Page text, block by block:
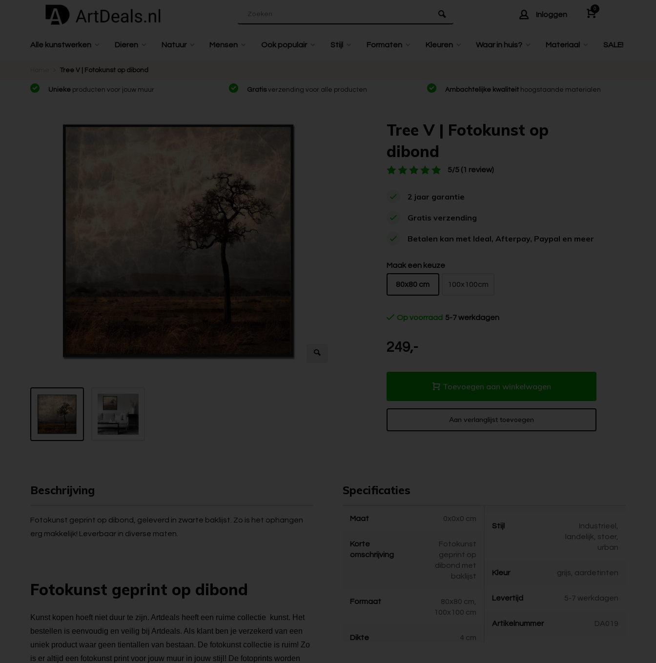
Inloggen
0
Alle kunstwerken Dieren Natuur Mensen Ook populair Stijl Formaten Kleuren Waar in huis? Materiaal SALE!
Tree V | Fotokunst op dibond
Unieke producten voor jouw muur Gratisverzending voor alle producten Ambachtelijke kwaliteit hoogstaande materialen
Tree V | Fotokunst op
dibond
5/5 (1 review)
2 jaar garantie
Gratis verzending
Betalen kan met Ideal, Afterpay, Paypal en meer
Maak een keuze
80x80 cm 100x100cm
Op voorraad 5-7 werkdagen
249,-
Toevoegen aan winkelwagen
Aan verlanglijst toevoegen
Beschrijving
Fotokunst geprint op dibond, geleverd in zwarte baklijst. Zo is het ophangen
erg makkelijk! Leverbaar in diverse maten.
Fotokunst geprint op dibond
Kunst kopen hoeft niet duur te zijn. Artdeals heeft een ruime collectie kunst. Het
bestellen is eenvoudig en veilig bij Artdeals. Als klant ben je verzekerd van een
uniek product waar geen tientallen van bestaan. De fotokunst collectie is ruim! Zo
is er altijd een fotokunst print voor jouw muur in jouw stijl! De fotoprints worden
Specificaties
Maat 0x0x0 cm
Korte
omschrijving
Fotokunst
geprint op
dibond met
baklijst
Formaat
80x80 cm,
100x100 cm
Dikte 4 cm
Stijl
Industrieel,
landelijk, stoer,
urban
Kleur grijs, aardetinten
Levertijd 5-7 werkdagen
Artikelnummer DA019